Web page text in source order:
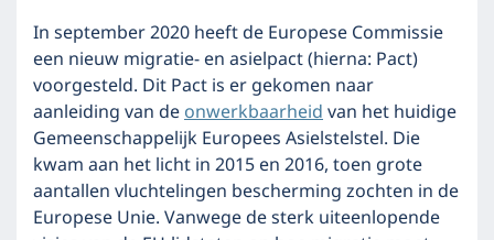
In september 2020 heeft de Europese Commissie
een nieuw migratie- en asielpact (hierna: Pact)
voorgesteld. Dit Pact is er gekomen naar
aanleiding van deonwerkbaarheidvan het huidige
Gemeenschappelijk Europees Asielstelstel. Die
kwam aan het licht in 2015 en 2016, toen grote
aantallen vluchtelingen bescherming zochten in de
Europese Unie. Vanwege de sterk uiteenlopende